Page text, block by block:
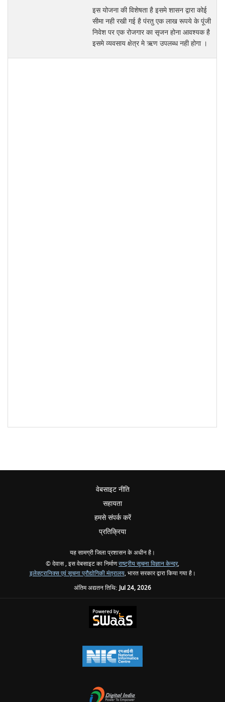
इस योजना की विशेषता है इसमे शासन द्वारा कोई
सीमा नही रखी गई है पंरतु एक लाख रूपये के पूंजी
निवेश पर एक रोजगार का सृजन होना आवश्‍यक है
इसमे व्‍यवसाय क्षेत्र मे ऋण उपलब्‍ध नही होगा ।
वेबसाइट नीति
सहायता
हमसे संपर्क करें
प्रतिक्रिया
यह सामग्री जिला प्रशासन के अधीन है।
© देवास , इस वेबसाइट का निर्माणराष्ट्रीय सूचना विज्ञान केन्द्र,
इलेक्ट्रानिक्स एवं सूचना प्रौद्योगिकी मंत्रालय, भारत सरकार द्वारा किया गया है।
अंतिम अद्यतन तिथि:Jul 24, 2026